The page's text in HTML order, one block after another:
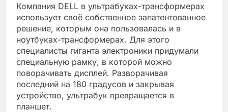
Компания DELL в ультрабуках-трансформерах
использует своё собственное запатентованное
решение, которым она пользовалась и в
ноутбуках-трансформерах. Для этого
специалисты гиганта электроники придумали
специальную рамку, в которой можно
поворачивать дисплей. Разворачивая
последний на 180 градусов и закрывая
устройство, ультрабук превращается в
планшет.